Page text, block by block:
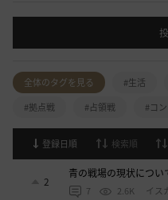
全体のタグを見る #生活
#拠点戦
#占領戦 #コ
登録日順 検索順
2
青の戦場の現状につい
7 2.6K イス